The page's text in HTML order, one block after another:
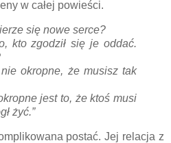
w całej powieści.
się nowe serce?
kto zgodził się je oddać.
okropne, że musisz tak
jest to, że ktoś musi
żyć.”
postać. Jej relacja z